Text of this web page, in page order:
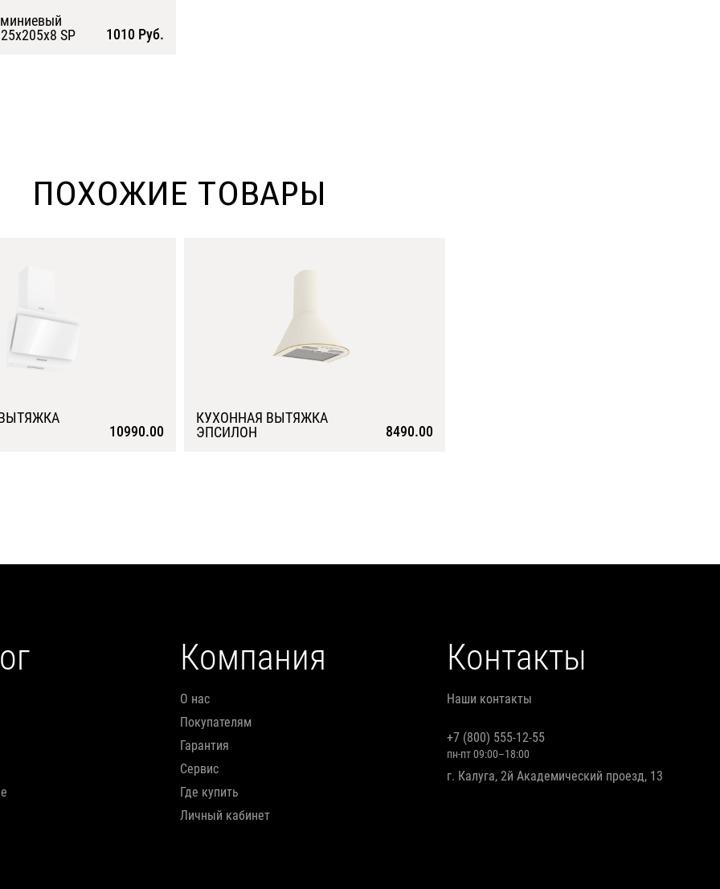
SP
1010 Руб.
ПОХОЖИЕ ТОВАРЫ
10990.00
КУХОННАЯ ВЫТЯЖКА
ЭПСИЛОН
8490.00
Компания
О нас
Покупателям
Гарантия
Сервис
Где купить
Личный кабинет
Контакты
Наши контакты
+7 (800) 555-12-55
пн-пт 09:00–18:00
г. Калуга, 2й Академический проезд, 13